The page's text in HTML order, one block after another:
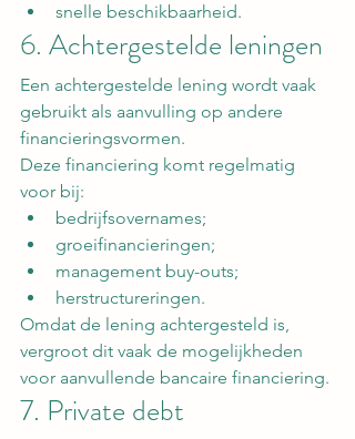
snelle beschikbaarheid.
6. Achtergestelde leningen
Een achtergestelde lening wordt vaak
gebruikt als aanvulling op andere
financieringsvormen.
Deze financiering komt regelmatig
voor bij:
bedrijfsovernames;
groeifinancieringen;
management buy-outs;
herstructureringen.
Omdat de lening achtergesteld is,
vergroot dit vaak de mogelijkheden
voor aanvullende bancaire financiering.
7. Private debt